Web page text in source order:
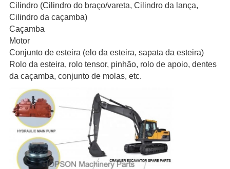
Cilindro (Cilindro do braço/vareta, Cilindro da lança,
Cilindro da caçamba)
Caçamba
Motor
Conjunto de esteira (elo da esteira, sapata da esteira)
Rolo da esteira, rolo tensor, pinhão, rolo de apoio, dentes
da caçamba, conjunto de molas, etc.